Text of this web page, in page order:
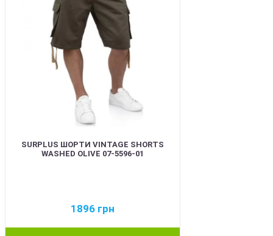
SURPLUS ШОРТИ VINTAGE SHORTS
WASHED OLIVE 07-5596-01
1896 грн